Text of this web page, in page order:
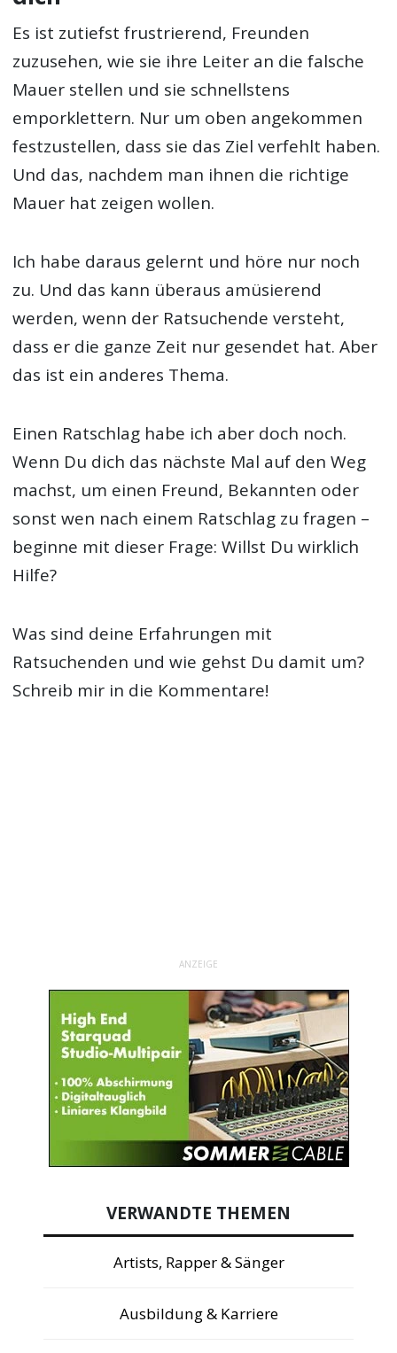
Es ist zutiefst frustrierend, Freunden
zuzusehen, wie sie ihre Leiter an die falsche
Mauer stellen und sie schnellstens
emporklettern. Nur um oben angekommen
festzustellen, dass sie das Ziel verfehlt haben.
Und das, nachdem man ihnen die richtige
Mauer hat zeigen wollen.
Ich habe daraus gelernt und höre nur noch
zu. Und das kann überaus amüsierend
werden, wenn der Ratsuchende versteht,
dass er die ganze Zeit nur gesendet hat. Aber
das ist ein anderes Thema.
Einen Ratschlag habe ich aber doch noch.
Wenn Du dich das nächste Mal auf den Weg
machst, um einen Freund, Bekannten oder
sonst wen nach einem Ratschlag zu fragen –
beginne mit dieser Frage: Willst Du wirklich
Hilfe?
Was sind deine Erfahrungen mit
Ratsuchenden und wie gehst Du damit um?
Schreib mir in die Kommentare!
ANZEIGE
VERWANDTE THEMEN
Artists, Rapper & Sänger
Ausbildung & Karriere